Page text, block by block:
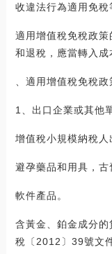
收違法行為適用免稅
適用增值稅免稅政
和退稅，應當轉入成
、適用增值稅免稅
1、出口企業或其他
增值稅小規模納稅人
避孕藥品和用具，古
軟件產品。
含黃金、鉑金成分
稅〔2012〕39號文